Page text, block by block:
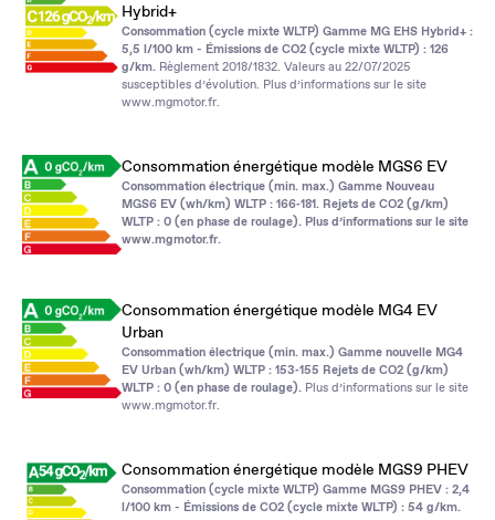
Hybrid+
Consommation (cycle mixte WLTP) Gamme MG EHS Hybrid+ :
5,5 l/100 km - Émissions de CO2 (cycle mixte WLTP) : 126
g/km. Règlement 2018/1832. Valeurs au 22/07/2025
susceptibles d’évolution. Plus d’informations sur le site
www.mgmotor.fr.
Consommation énergétique modèle MGS6 EV
Consommation électrique (min. max.) Gamme Nouveau
MGS6 EV (wh/km) WLTP : 166‑181. Rejets de CO2 (g/km)
WLTP : 0 (en phase de roulage). Plus d’informations sur le site
www.mgmotor.fr.
Consommation énergétique modèle MG4 EV
Urban
Consommation électrique (min. max.) Gamme nouvelle MG4
EV Urban (wh/km) WLTP : 153‑155 Rejets de CO2 (g/km)
WLTP : 0 (en phase de roulage). Plus d’informations sur le site
www.mgmotor.fr.
Consommation énergétique modèle MGS9 PHEV
Consommation (cycle mixte WLTP) Gamme MGS9 PHEV : 2,4
l/100 km - Émissions de CO2 (cycle mixte WLTP) : 54 g/km.